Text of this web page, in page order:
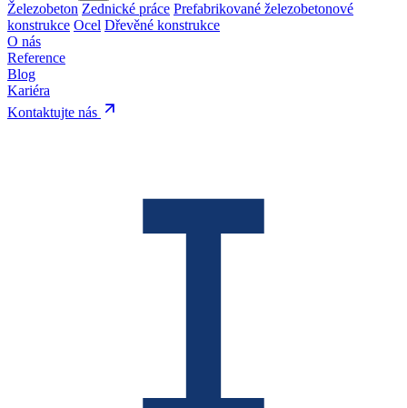
Železobeton Zednické práce Prefabrikované železobetonové
konstrukce Ocel Dřevěné konstrukce
O nás
Reference
Blog
Kariéra
Kontaktujte nás